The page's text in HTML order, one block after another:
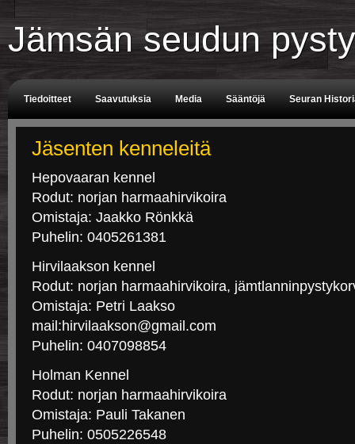
Jämsän seudun
Tiedoitteet Saavutuksia Media Sääntöjä Seuran
Tuomarit Aikataulu
Jäsenten kenneleitä
Hepovaaran kennel
Rodut: norjan harmaahirvikoira
Omistaja: Jaakko Rönkkä
Puhelin: 0405261381
Hirvilaakson kennel
Rodut: norjan harmaahirvikoira,
Omistaja: Petri Laakso
mail:hirvilaakson@gmail.com
Puhelin: 0407098854
Holman Kennel
Rodut: norjan harmaahirvikoira
Omistaja: Pauli Takanen
Puhelin: 0505226548